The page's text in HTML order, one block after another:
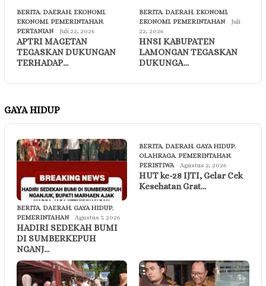
BERITA, DAERAH, EKONOMI,
EKONOMI, PEMERINTAHAN,
PERTANIAN
Juli 22, 2026
APTRI MAGETAN
TEGASKAN DUKUNGAN
TERHADAP…
BERITA, DAERAH, EKONOMI,
EKONOMI, PEMERINTAHAN
Juli
22, 2026
HNSI KABUPATEN
LAMONGAN TEGASKAN
DUKUNGA…
GAYA HIDUP
BERITA, DAERAH, GAYA HIDUP,
PEMERINTAHAN
Agustus 7, 2026
HADIRI SEDEKAH BUMI
DI SUMBERKEPUH
NGANJ…
BERITA, DAERAH, GAYA HIDUP,
OLAHRAGA, PEMERINTAHAN,
PERISTIWA
Agustus 2, 2026
HUT ke-28 IJTI, Gelar Cek
Kesehatan Grat…